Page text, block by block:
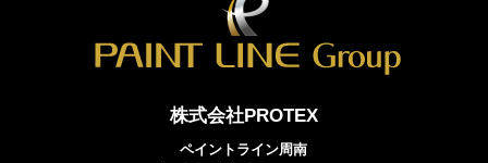
株式会社PROTEX
ペイントライン周南